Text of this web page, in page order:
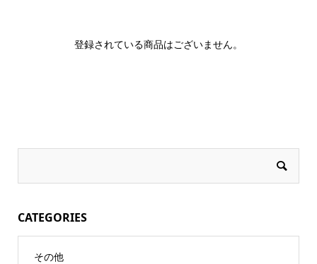
登録されている商品はございません。
CATEGORIES
その他